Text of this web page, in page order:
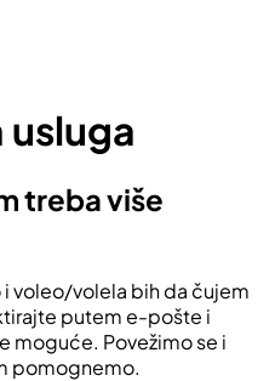
usluga
treba više
voleo/volela bih da čujem
putem e-pošte i
moguće. Povežimo se i
pomognemo.